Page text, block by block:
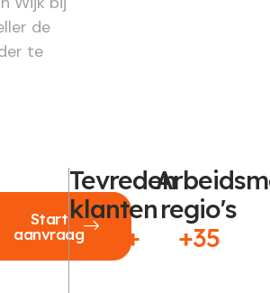
de
te
Start
aanvraag
Tevreden
klanten
250+
regio's
+35